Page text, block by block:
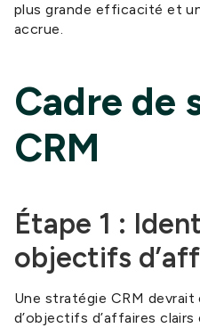
plus grande efficacité et
accrue.
Cadre de
CRM
Étape 1 :
objectifs
Une stratégie CRM
d’objectifs d’affaires clairs